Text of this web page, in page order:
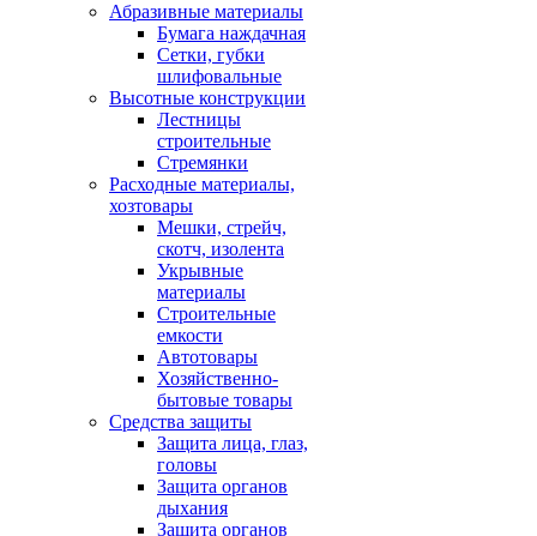
Абразивные материалы
Бумага наждачная
Сетки, губки
шлифовальные
Высотные конструкции
Лестницы
строительные
Стремянки
Расходные материалы,
хозтовары
Мешки, стрейч,
скотч, изолента
Укрывные
материалы
Строительные
емкости
Автотовары
Хозяйственно-
бытовые товары
Средства защиты
Защита лица, глаз,
головы
Защита органов
дыхания
Защита органов